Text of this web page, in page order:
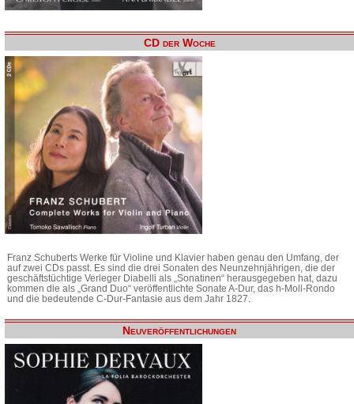
CD der Woche
Franz Schuberts Werke für Violine und Klavier haben genau den Umfang, der
auf zwei CDs passt. Es sind die drei Sonaten des Neunzehnjährigen, die der
geschäftstüchtige Verleger Diabelli als „Sonatinen“ herausgegeben hat, dazu
kommen die als „Grand Duo“ veröffentlichte Sonate A-Dur, das h-Moll-Rondo
und die bedeutende C-Dur-Fantasie aus dem Jahr 1827.
Neuveröffentlichungen